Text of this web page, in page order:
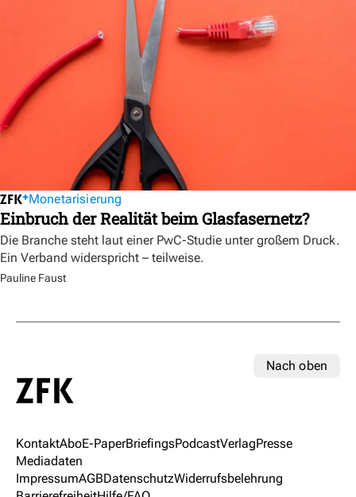
Monetarisierung
Einbruch der Realität beim Glasfasernetz?
Die Branche steht laut einer PwC-Studie unter großem Druck.
Ein Verband widerspricht – teilweise.
Pauline Faust
Nach oben
KontaktAboE-PaperBriefingsPodcastVerlagPresse
Mediadaten
ImpressumAGBDatenschutzWiderrufsbelehrung